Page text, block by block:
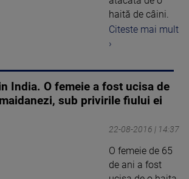
haită de câini.
Citeste mai mult
›
India. O femeie a fost ucisa de
sub privirile fiului ei
22-08-2016 | 14:37
O femeie de 65
de ani a fost